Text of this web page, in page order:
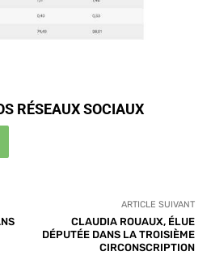
RÉSEAUX SOCIAUX
ARTICLE SUIVANT
CLAUDIA ROUAUX, ÉLUE
DÉPUTÉE DANS LA TROISIÈME
CIRCONSCRIPTION